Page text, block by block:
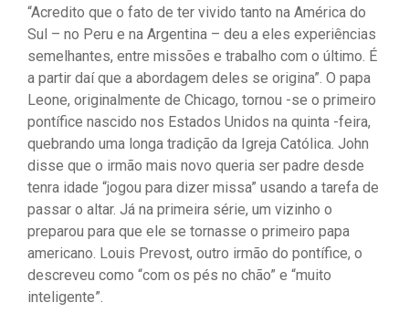
“Acredito que o fato de ter vivido tanto na América do
Sul – no Peru e na Argentina – deu a eles experiências
semelhantes, entre missões e trabalho com o último. É
a partir daí que a abordagem deles se origina”. O papa
Leone, originalmente de Chicago, tornou -se o primeiro
pontífice nascido nos Estados Unidos na quinta -feira,
quebrando uma longa tradição da Igreja Católica. John
disse que o irmão mais novo queria ser padre desde
tenra idade “jogou para dizer missa” usando a tarefa de
passar o altar. Já na primeira série, um vizinho o
preparou para que ele se tornasse o primeiro papa
americano. Louis Prevost, outro irmão do pontífice, o
descreveu como “com os pés no chão” e “muito
inteligente”.